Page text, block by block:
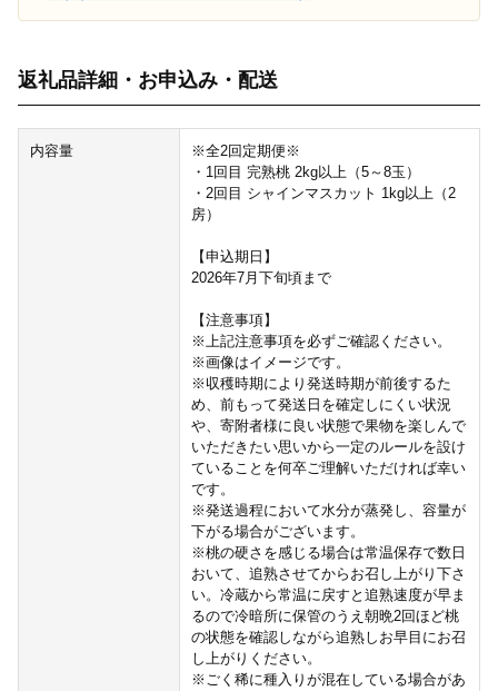
返礼品詳細・お申込み・配送
内容量
※全2回定期便※
・1回目 完熟桃 2kg以上（5～8玉）
・2回目 シャインマスカット 1kg以上（2
房）
【申込期日】
2026年7月下旬頃まで
【注意事項】
※上記注意事項を必ずご確認ください。
※画像はイメージです。
※収穫時期により発送時期が前後するた
め、前もって発送日を確定しにくい状況
や、寄附者様に良い状態で果物を楽しんで
いただきたい思いから一定のルールを設け
ていることを何卒ご理解いただければ幸い
です。
※発送過程において水分が蒸発し、容量が
下がる場合がございます。
※桃の硬さを感じる場合は常温保存で数日
おいて、追熟させてからお召し上がり下さ
い。冷蔵から常温に戻すと追熟速度が早ま
るので冷暗所に保管のうえ朝晩2回ほど桃
の状態を確認しながら追熟しお早目にお召
し上がりください。
※ごく稀に種入りが混在している場合があ